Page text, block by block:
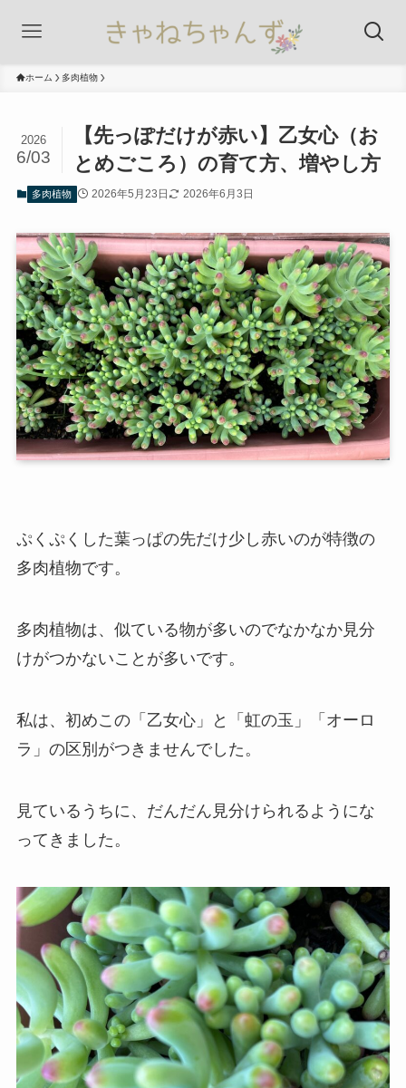
ホーム 多肉植物
【先っぽだけが赤い】乙女心（お
とめごころ）の育て方、増やし方
2026
6/03
多肉植物 2026年5月23日 2026年6月3日
ぷくぷくした葉っぱの先だけ少し赤いのが特徴の
多肉植物です。
多肉植物は、似ている物が多いのでなかなか見分
けがつかないことが多いです。
私は、初めこの「乙女心」と「虹の玉」「オーロ
ラ」の区別がつきませんでした。
見ているうちに、だんだん見分けられるようにな
ってきました。